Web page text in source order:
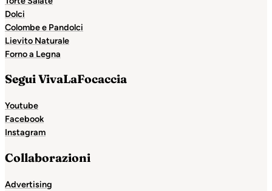
Dolci
Colombe e Pandolci
Lievito Naturale
Forno a Legna
Segui VivaLaFocaccia
Youtube
Facebook
Instagram
Collaborazioni
Advertising